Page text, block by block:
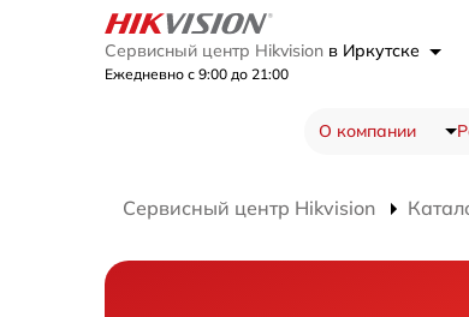
Сервисный центр Hikvision в Иркутске
Ежедневно с 9:00 до 21:00
О компании
Сервисный центр Hikvision